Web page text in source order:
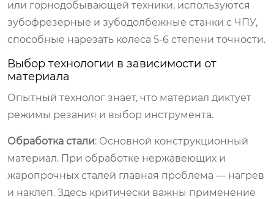
или горнодобывающей техники, используются
зубофрезерные и зубодолбежные станки с ЧПУ,
способные нарезать колеса 5-6 степени точности.
Выбор технологии в зависимости от
материала
Опытный технолог знает, что материал диктует
режимы резания и выбор инструмента.
Обработка стали: Основной конструкционный
материал. При обработке нержавеющих и
жаропрочных сталей главная проблема — нагрев
и наклеп. Здесь критически важны применение